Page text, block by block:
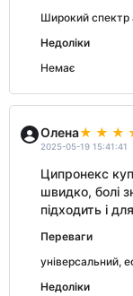
Широкий спектр
Недоліки
Немає
Олена
2025-05-19 15:41:41
Ципронекс
швидко, болі
підходить і
Переваги
універсальний,
Недоліки